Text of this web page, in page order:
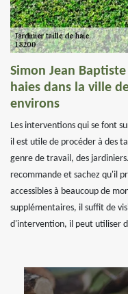
Simon Jean
haies dans la ville
environs
Les interventions qui se font
il est utile de procéder à des
genre de travail, des
recommande et sachez qu'il
accessibles à beaucoup de
supplémentaires, il suffit de
d'intervention, il peut utiliser